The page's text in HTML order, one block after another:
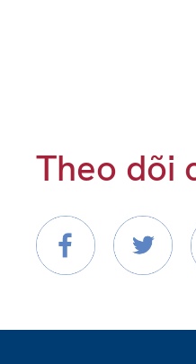
Theo dõi